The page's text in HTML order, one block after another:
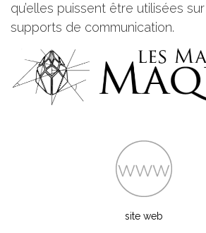
qu’elles puissent être utilisées
supports de communication.
site web